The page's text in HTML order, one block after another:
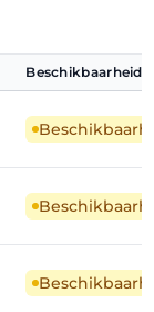
Beschikbaarheid